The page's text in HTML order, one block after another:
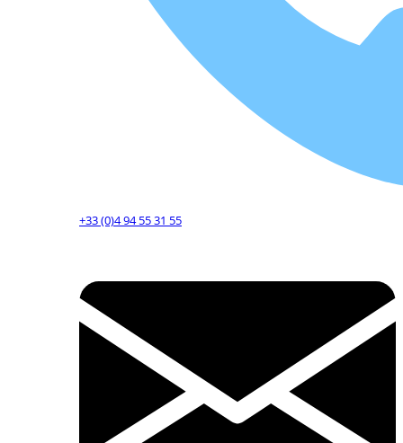
+33 (0)4 94 55 31 55